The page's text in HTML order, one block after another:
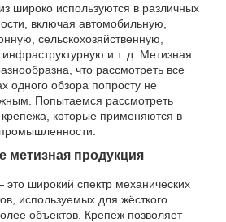
широко используются в различных
включая автомобильную,
сельскохозяйственную,
и т. д. Метизная
что рассмотреть все
одного обзора попросту не
Попытаемся рассмотреть
которые применяются в
метизная продукция
это широкий спектр механических
используемых для жёсткого
объектов. Крепеж позволяет